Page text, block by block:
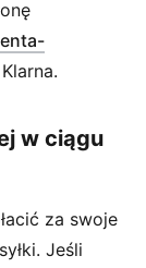
)
w ciągu
za swoje
Jeśli